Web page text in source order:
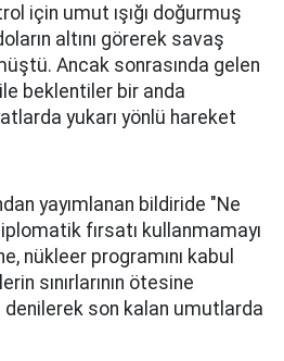
için umut ışığı doğurmuş
altını görerek savaş
Ancak sonrasında gelen
beklentiler bir anda
yukarı yönlü hareket
yayımlanan bildiride "Ne
fırsatı kullanmamayı
nükleer programını kabul
sınırlarının ötesine
son kalan umutlarda